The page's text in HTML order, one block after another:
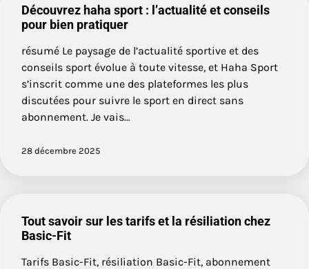
Découvrez haha sport : l’actualité et conseils
pour bien pratiquer
résumé Le paysage de l’actualité sportive et des
conseils sport évolue à toute vitesse, et Haha Sport
s’inscrit comme une des plateformes les plus
discutées pour suivre le sport en direct sans
abonnement. Je vais…
28 décembre 2025
Tout savoir sur les tarifs et la résiliation chez
Basic-Fit
Tarifs Basic-Fit, résiliation Basic-Fit, abonnement